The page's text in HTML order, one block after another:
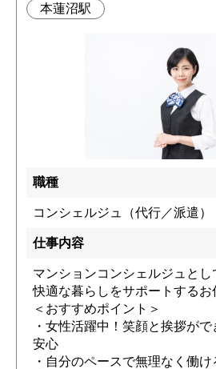
本蓮沼駅
職種
コンシェルジュ（代行／派遣）
仕事内容
マンションコンシェルジュと
快適な暮らしをサポートするお
＜おすすめポイント＞
・女性活躍中！笑顔と挨拶が
安心
・自分のペースで無理なく働